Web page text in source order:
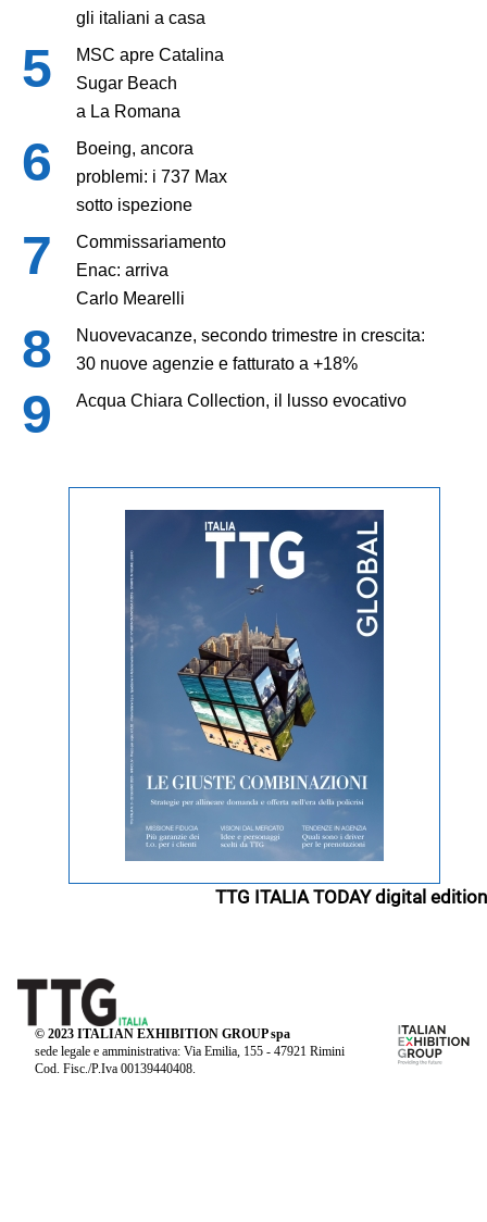
gli italiani a casa
MSC apre Catalina
Sugar Beach
a La Romana
Boeing, ancora
problemi: i 737 Max
sotto ispezione
Commissariamento
Enac: arriva
Carlo Mearelli
Nuovevacanze, secondo trimestre in crescita:
30 nuove agenzie e fatturato a +18%
Acqua Chiara Collection, il lusso evocativo
TTG ITALIA TODAY digital edition
© 2023 ITALIAN EXHIBITION GROUP spa
sede legale e amministrativa: Via Emilia, 155 - 47921 Rimini
Cod. Fisc./P.Iva 00139440408.